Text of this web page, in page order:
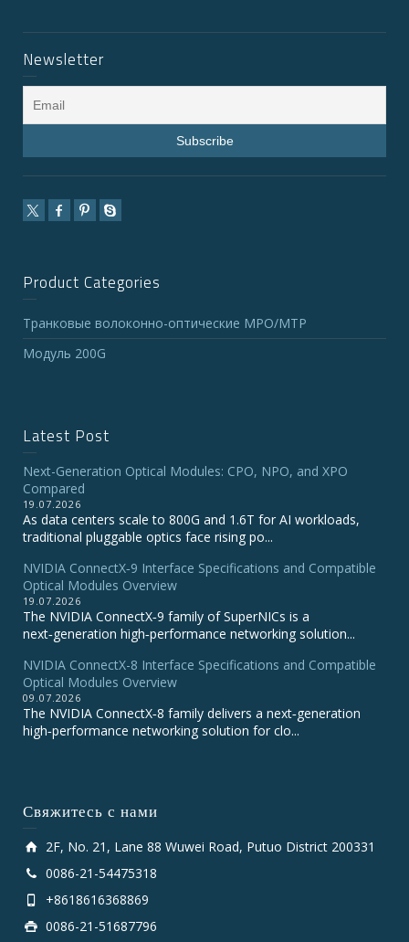
Newsletter
Product Categories
Транковые волоконно-оптические MPO/MTP
Модуль 200G
Latest Post
Next-Generation Optical Modules: CPO, NPO, and XPO
Compared
19.07.2026
As data centers scale to 800G and 1.6T for AI workloads,
traditional pluggable optics face rising po...
NVIDIA ConnectX‑9 Interface Specifications and Compatible
Optical Modules Overview
19.07.2026
The NVIDIA ConnectX‑9 family of SuperNICs is a
next‑generation high‑performance networking solution...
NVIDIA ConnectX-8 Interface Specifications and Compatible
Optical Modules Overview
09.07.2026
The NVIDIA ConnectX‑8 family delivers a next‑generation
high‑performance networking solution for clo...
Свяжитесь с нами
2F, No. 21, Lane 88 Wuwei Road, Putuo District 200331
0086-21-54475318
+8618616368869
0086-21-51687796